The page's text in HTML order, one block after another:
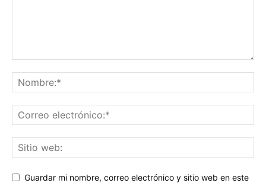
Guardar mi nombre, correo electrónico y sitio web en este